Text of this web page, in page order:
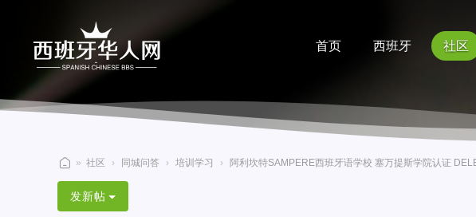
首页 西班牙 社区
西
班
» 社区 › 同城问答 › 培训学习 › 阿利坎特SAMPERE西班牙语学校 塞万提斯学院认证
发新帖